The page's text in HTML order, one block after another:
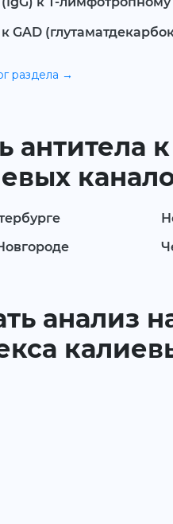
GAD
раздела →
антитела
анализ